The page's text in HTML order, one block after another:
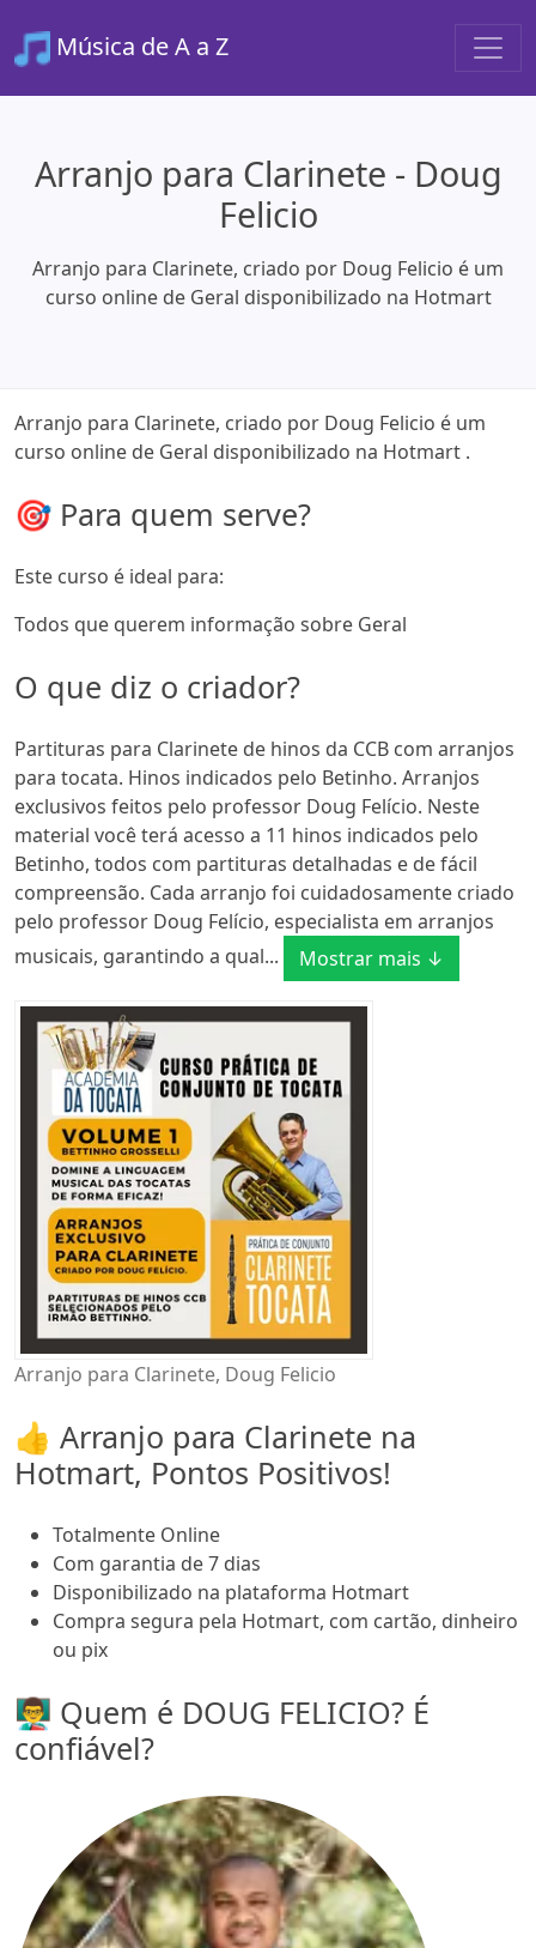
Música de A a Z
Arranjo para Clarinete - Doug
Felicio
Arranjo para Clarinete, criado por Doug Felicio é um
curso online de Geral disponibilizado na Hotmart
Arranjo para Clarinete, criado por Doug Felicio é um
curso online de Geral disponibilizado na Hotmart .
🎯 Para quem serve?
Este curso é ideal para:
Todos que querem informação sobre Geral
O que diz o criador?
Partituras para Clarinete de hinos da CCB com arranjos
para tocata. Hinos indicados pelo Betinho. Arranjos
exclusivos feitos pelo professor Doug Felício. Neste
material você terá acesso a 11 hinos indicados pelo
Betinho, todos com partituras detalhadas e de fácil
compreensão. Cada arranjo foi cuidadosamente criado
pelo professor Doug Felício, especialista em arranjos
musicais, garantindo a qual...
Mostrar mais ↓
Arranjo para Clarinete, Doug Felicio
👍 Arranjo para Clarinete na
Hotmart, Pontos Positivos!
Totalmente Online
Com garantia de 7 dias
Disponibilizado na plataforma Hotmart
Compra segura pela Hotmart, com cartão, dinheiro
ou pix
👨‍🏫 Quem é DOUG FELICIO? É
confiável?